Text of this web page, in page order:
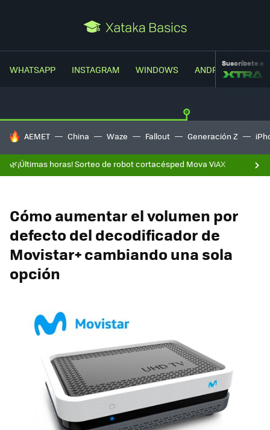
WHATSAPP INSTAGRAM WINDOWS ANDROIDSuscríbete a
HOY SE HABLA DE
AEMET China Waze Fallout Generación Z
🌿¡Últimas horas! Sorteo de robot cortacésped Mova ViAX
Cómo aumentar el volumen por
defecto del decodificador de
Movistar+ cambiando una sola
opción